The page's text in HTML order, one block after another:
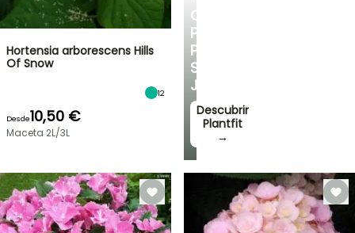
CONSEJOS
PERSONALIZADOS
PARA
SU
JARDÍN
Descubrir
Plantfit
→
Hortensia arborescens Hills
Of Snow
12
Desde10,50 €
Maceta 2L/3L